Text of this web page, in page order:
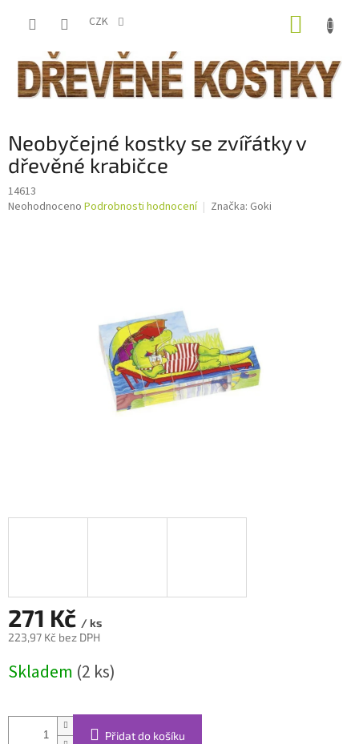
CZK
Neobyčejné kostky se zvířátky v
dřevěné krabičce
14613
Průměrné
Neohodnoceno Podrobnosti hodnocení Značka: Goki
271 Kč / ks
223,97 Kč bez DPH
cena:
Skladem (2 ks)
Přidat do košíku